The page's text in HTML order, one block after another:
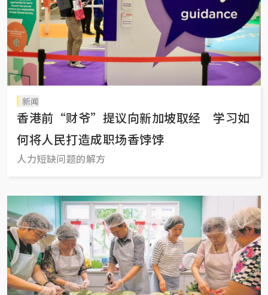
新闻
香港前“财爷”提议向新加坡取经 学习如
何将人民打造成职场香饽饽
人力短缺问题的解方